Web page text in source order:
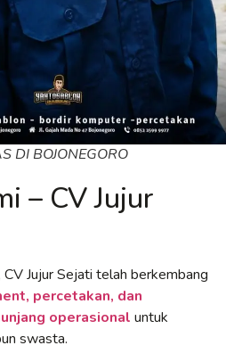
DI BOJONEGORO
– CV Jujur
CV Jujur Sejati telah berkembang
percetakan, dan
operasional untuk
swasta.